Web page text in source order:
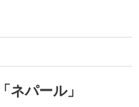
パール」